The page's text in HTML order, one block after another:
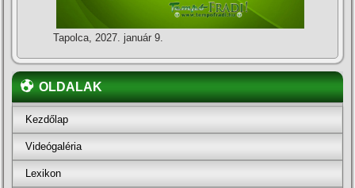
Tapolca, 2027. január 9.
OLDALAK
Kezdőlap
Videógaléria
Lexikon